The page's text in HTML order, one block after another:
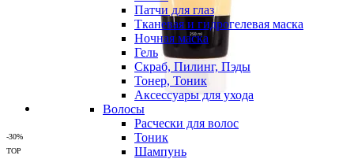
Патчи для глаз
Тканевая и гидрогелевая маска
Ночная маска
Гель
Скраб, Пилинг, Пэды
Тонер, Тоник
Аксессуары для ухода
Волосы
Расчески для волос
Тоник
Шампунь
-30%
TOP